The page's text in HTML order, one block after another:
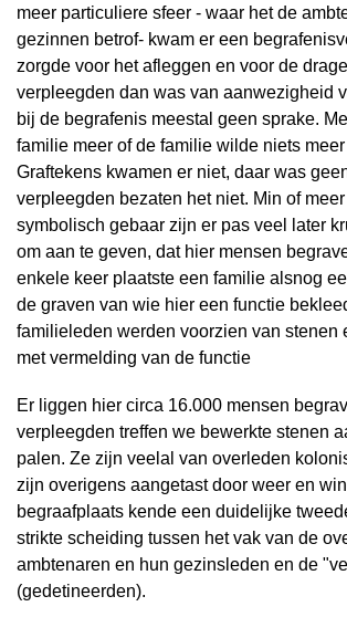
meer particuliere sfeer - waar het de
gezinnen betrof- kwam er een
zorgde voor het afleggen en voor de
verpleegden dan was van aanwezigheid
bij de begrafenis meestal geen sprake.
familie meer of de familie wilde niets meer
Graftekens kwamen er niet, daar was
verpleegden bezaten het niet. Min of
symbolisch gebaar zijn er pas veel later
om aan te geven, dat hier mensen
enkele keer plaatste een familie alsnog
de graven van wie hier een functie
familieleden werden voorzien van stenen
met vermelding van de functie
Er liggen hier circa 16.000 mensen
verpleegden treffen we bewerkte stenen
palen. Ze zijn veelal van overleden
zijn overigens aangetast door weer en
begraafplaats kende een duidelijke
strikte scheiding tussen het vak van de
ambtenaren en hun gezinsleden en de
(gedetineerden).